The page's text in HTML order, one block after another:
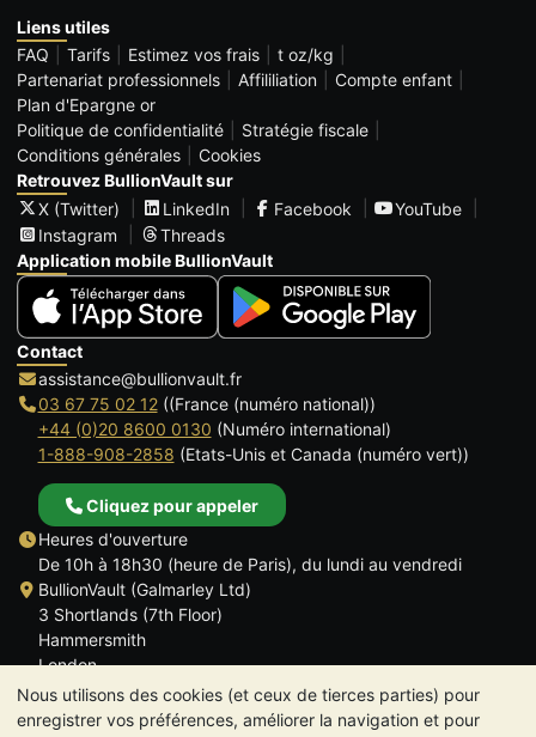
Nous utilisons des cookies (et ceux de tierces parties) pour
enregistrer vos préférences, améliorer la navigation et pour
Liens utiles
FAQ
Tarifs Estimez vos frais
t oz/kg
Partenariat professionnels
Affililiation
Compte enfant
Plan d'Epargne or
Politique de confidentialité
Stratégie fiscale
Conditions générales
Cookies
Retrouvez BullionVault sur
X (Twitter)
LinkedIn Facebook
YouTube
Instagram
Threads
Application mobile BullionVault
Contact
assistance@bullionvault.fr
03 67 75 02 12((France (numéro national))
+44 (0)20 8600 0130 (Numéro international)
1-888-908-2858 (Etats-Unis et Canada (numéro vert))
Cliquez pour appeler
Heures d'ouverture
De 10h à 18h30 (heure de Paris), du lundi au vendredi
BullionVault (Galmarley Ltd)
3 Shortlands (7th Floor)
Hammersmith
London
W6 8DA
ROYAUME UNI